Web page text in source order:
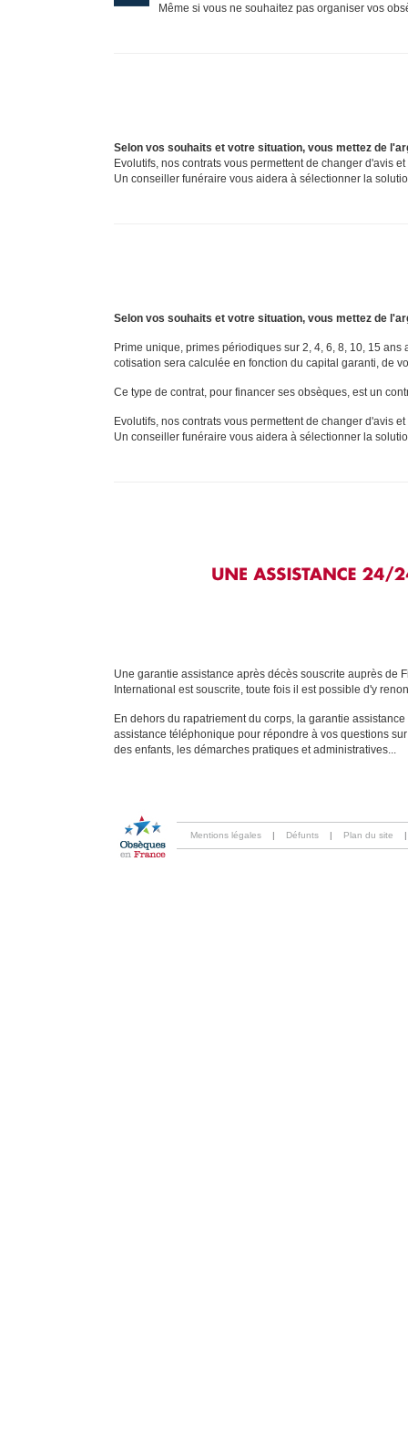
Même si vous ne souhaitez pas organiser vos
Selon vos souhaits et votre situation, vous mettez de
Evolutifs, nos contrats vous permettent de changer d'avis
Un conseiller funéraire vous aidera à sélectionner la
Selon vos souhaits et votre situation, vous mettez de
Prime unique, primes périodiques sur 2, 4, 6, 8, 10, 15
cotisation sera calculée en fonction du capital garanti, de
Ce type de contrat, pour financer ses obsèques, est un
Evolutifs, nos contrats vous permettent de changer d'avis
Un conseiller funéraire vous aidera à sélectionner la
Une garantie assistance après décès souscrite auprès de
International est souscrite, toute fois il est possible d'y
En dehors du rapatriement du corps, la garantie
assistance téléphonique pour répondre à vos questions
des enfants, les démarches pratiques et administratives...
Mentions légales | Défunts | Plan du site |